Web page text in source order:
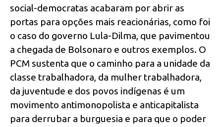
social-democratas acabaram por abrir as
portas para opções mais reacionárias, como foi
o caso do governo Lula-Dilma, que pavimentou
a chegada de Bolsonaro e outros exemplos. O
PCM sustenta que o caminho para a unidade da
classe trabalhadora, da mulher trabalhadora,
da juventude e dos povos indígenas é um
movimento antimonopolista e anticapitalista
para derrubar a burguesia e para que o poder